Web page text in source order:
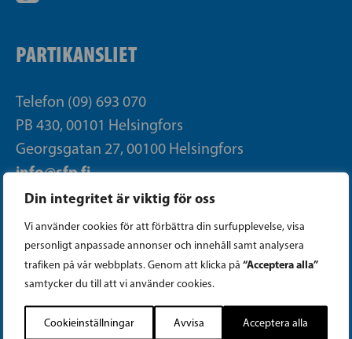
Din integritet är viktig för oss
Vi använder cookies för att förbättra din surfupplevelse, visa
personligt anpassade annonser och innehåll samt analysera
trafiken på vår webbplats. Genom att klicka på “Acceptera alla”
samtycker du till att vi använder cookies.
Cookieinställningar Avvisa Acceptera alla
PARTIKANSLIET
Telefon (09) 693 070
PB 430, 00101 Helsingfors
Georgsgatan 27, 00100 Helsingfors
info@sfp.fi
Faktureringsuppgifter
Integritetspolicy
Cookieinställningar
Transparensregister för politisk reklam